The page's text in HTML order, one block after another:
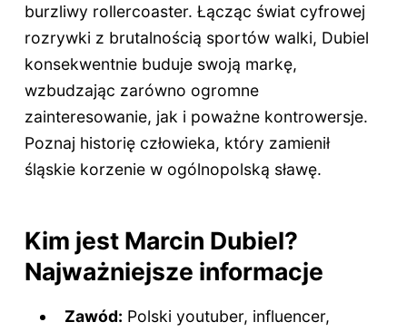
burzliwy rollercoaster. Łącząc świat cyfrowej
rozrywki z brutalnością sportów walki, Dubiel
konsekwentnie buduje swoją markę,
wzbudzając zarówno ogromne
zainteresowanie, jak i poważne kontrowersje.
Poznaj historię człowieka, który zamienił
śląskie korzenie w ogólnopolską sławę.
Kim jest Marcin Dubiel?
Najważniejsze informacje
Zawód: Polski youtuber, influencer,